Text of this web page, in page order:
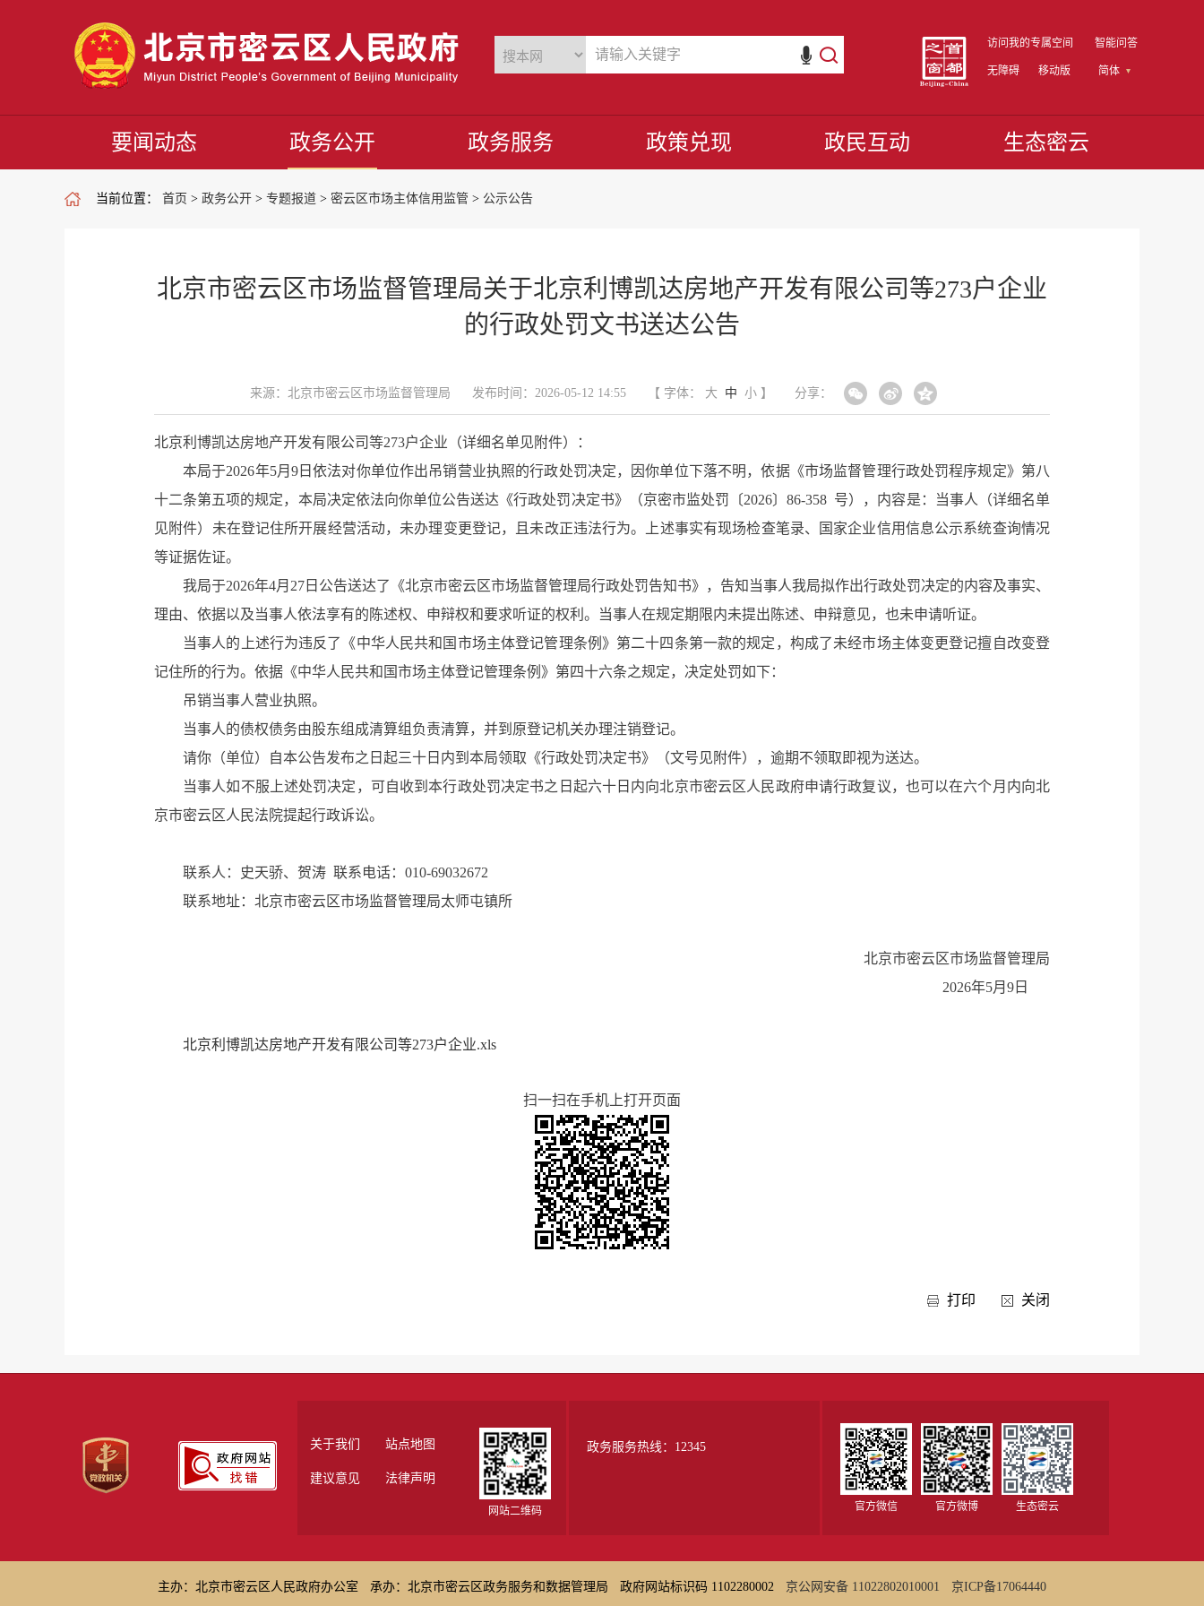
访问我的专属空间 智能问答
无障碍 移动版 简体
要闻动态 政务公开 政务服务 政策兑现 政民互动 生态密云
当前位置： 首页 > 政务公开 > 专题报道 > 密云区市场主体信用监管 > 公示公告
北京市密云区市场监督管理局关于北京利博凯达房地产开发有限公司等273户企业
的行政处罚文书送达公告
来源：北京市密云区市场监督管理局 发布时间：2026-05-12 14:55 【 字体： 大 中 小】 分享：
北京利博凯达房地产开发有限公司等273户企业（详细名单见附件）：
本局于2026年5月9日依法对你单位作出吊销营业执照的行政处罚决定，因你单位下落不明，依据《市场监督管理行政处罚程序规定》第八
十二条第五项的规定，本局决定依法向你单位公告送达《行政处罚决定书》（京密市监处罚〔2026〕86-358 号），内容是：当事人（详细名单
见附件）未在登记住所开展经营活动，未办理变更登记，且未改正违法行为。上述事实有现场检查笔录、国家企业信用信息公示系统查询情况
等证据佐证。
我局于2026年4月27日公告送达了《北京市密云区市场监督管理局行政处罚告知书》，告知当事人我局拟作出行政处罚决定的内容及事实、
理由、依据以及当事人依法享有的陈述权、申辩权和要求听证的权利。当事人在规定期限内未提出陈述、申辩意见，也未申请听证。
当事人的上述行为违反了《中华人民共和国市场主体登记管理条例》第二十四条第一款的规定，构成了未经市场主体变更登记擅自改变登
记住所的行为。依据《中华人民共和国市场主体登记管理条例》第四十六条之规定，决定处罚如下：
吊销当事人营业执照。
当事人的债权债务由股东组成清算组负责清算，并到原登记机关办理注销登记。
请你（单位）自本公告发布之日起三十日内到本局领取《行政处罚决定书》（文号见附件），逾期不领取即视为送达。
当事人如不服上述处罚决定，可自收到本行政处罚决定书之日起六十日内向北京市密云区人民政府申请行政复议，也可以在六个月内向北
京市密云区人民法院提起行政诉讼。
联系人：史天骄、贺涛 联系电话：010-69032672
联系地址：北京市密云区市场监督管理局太师屯镇所
北京市密云区市场监督管理局
2026年5月9日
北京利博凯达房地产开发有限公司等273户企业.xls
扫一扫在手机上打开页面
打印 关闭
关于我们 站点地图
建议意见 法律声明
网站二维码
政务服务热线：12345
官方微信 官方微博 生态密云
主办：北京市密云区人民政府办公室 承办：北京市密云区政务服务和数据管理局 政府网站标识码 1102280002 京公网安备 11022802010001 京ICP备17064440